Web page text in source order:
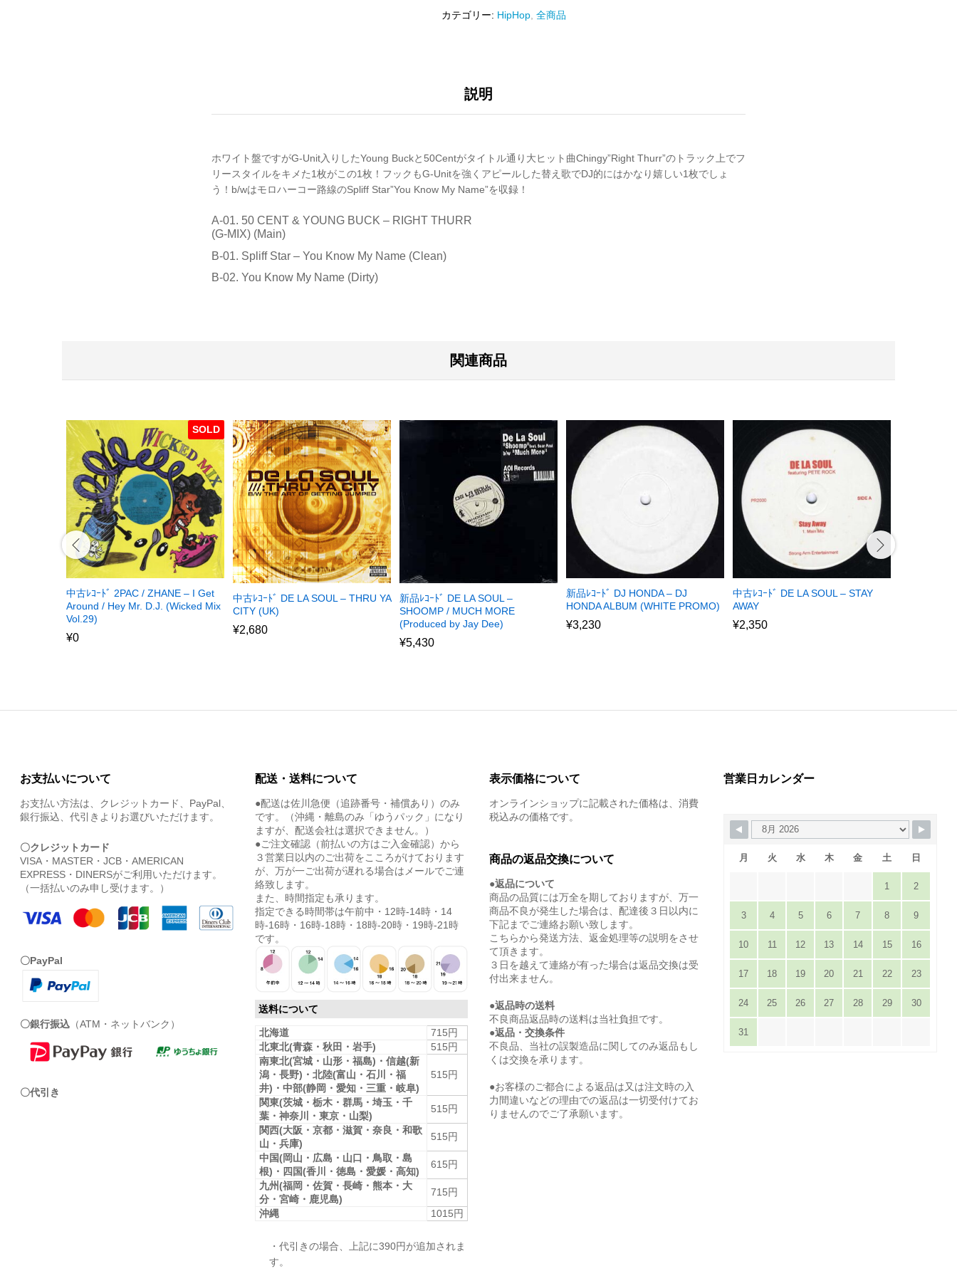
カテゴリー: HipHop ,全商品
説明
ホワイト盤ですがG-Unit入りしたYoung Buckと50Centがタイトル通り大ヒット曲Chingy”Right Thurr”のトラック上でフ
リースタイルをキメた1枚がこの1枚！フックもG-Unitを強くアピールした替え歌でDJ的にはかなり嬉しい1枚でしょ
う！b/wはモロハーコー路線のSpliff Star”You Know My Name”を収録！
A-01. 50 CENT & YOUNG BUCK – RIGHT THURR
(G-MIX) (Main)
B-01. Spliff Star – You Know My Name (Clean)
B-02. You Know My Name (Dirty)
関連商品
SOLD
中古ﾚｺｰﾄﾞ 2PAC / ZHANE – I Get
Around / Hey Mr. D.J. (Wicked Mix
Vol.29)
¥0
中古ﾚｺｰﾄﾞ DE LA SOUL – THRU YA
CITY (UK)
¥2,680
新品ﾚｺｰﾄﾞ DE LA SOUL –
SHOOMP / MUCH MORE
(Produced by Jay Dee)
¥5,430
新品ﾚｺｰﾄﾞ DJ HONDA – DJ
HONDA ALBUM (WHITE PROMO)
¥3,230
中古ﾚｺｰﾄﾞ DE LA SOUL – STAY
AWAY
¥2,350
お支払いについて
お支払い方法は、クレジットカード、PayPal、
銀行振込、代引きよりお選びいただけます。
〇クレジットカード
VISA・MASTER・JCB・AMERICAN
EXPRESS・DINERSがご利用いただけます。
（一括払いのみ申し受けます。）
〇PayPal
〇銀行振込 （ATM・ネットバンク）
〇代引き
配送・送料について
●配送は佐川急便（追跡番号・補償あり）のみ
です。（沖縄・離島のみ「ゆうパック」になり
ますが、配送会社は選択できません。）
●ご注文確認（前払いの方はご入金確認）から
３営業日以内のご出荷をこころがけております
が、万が一ご出荷が遅れる場合はメールでご連
絡致します。
また、時間指定も承ります。
指定できる時間帯は午前中・12時-14時・14
時-16時・16時-18時・18時-20時・19時-21時
です。
送料について
北海道
715円
北東北(青森・秋田・岩手)
515円
南東北(宮城・山形・福島)・信越(新
潟・長野)・北陸(富山・石川・福
井)・中部(静岡・愛知・三重・岐阜)
515円
関東(茨城・栃木・群馬・埼玉・千
葉・神奈川・東京・山梨)
515円
関西(大阪・京都・滋賀・奈良・和歌
山・兵庫)
515円
中国(岡山・広島・山口・鳥取・島
根)・四国(香川・徳島・愛媛・高知)
615円
九州(福岡・佐賀・長崎・熊本・大
分・宮崎・鹿児島)
715円
沖縄
1015円
・代引きの場合、上記に390円が追加されま
す。
表示価格について
オンラインショップに記載された価格は、消費
税込みの価格です。
商品の返品交換について
●返品について
商品の品質には万全を期しておりますが、万一
商品不良が発生した場合は、配達後３日以内に
下記までご連絡お願い致します。
こちらから発送方法、返金処理等の説明をさせ
て頂きます。
３日を越えて連絡が有った場合は返品交換は受
付出来ません。
●返品時の送料
不良商品返品時の送料は当社負担です。
●返品・交換条件
不良品、当社の誤製造品に関してのみ返品もし
くは交換を承ります。
●お客様のご都合による返品は又は注文時の入
力間違いなどの理由での返品は一切受付けてお
りませんのでご了承願います。
営業日カレンダー
月 火 水 木 金 土 日
1 2
3 4 5 6 7 8 9
10 11 12 13 14 15 16
17 18 19 20 21 22 23
24 25 26 27 28 29 30
31